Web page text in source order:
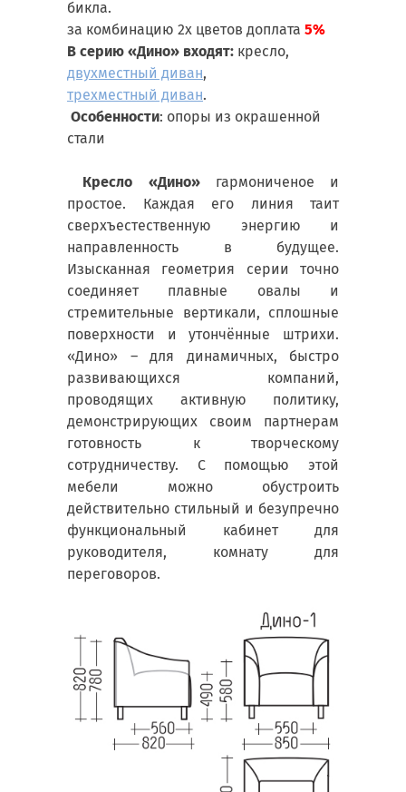
бикла.
за комбинацию 2х цветов доплата 5%
В серию «Дино» входят: кресло,
двухместный диван,
трехместный диван.
Особенности: опоры из окрашенной
стали
Кресло «Дино»гармониченое и
простое. Каждая его линия таит
сверхъестественную энергию и
направленность в будущее.
Изысканная геометрия серии точно
соединяет плавные овалы и
стремительные вертикали, сплошные
поверхности и утончённые штрихи.
«Дино» – для динамичных, быстро
развивающихся компаний,
проводящих активную политику,
демонстрирующих своим партнерам
готовность к творческому
сотрудничеству. С помощью этой
мебели можно обустроить
действительно стильный и безупречно
функциональный кабинет для
руководителя, комнату для
переговоров.